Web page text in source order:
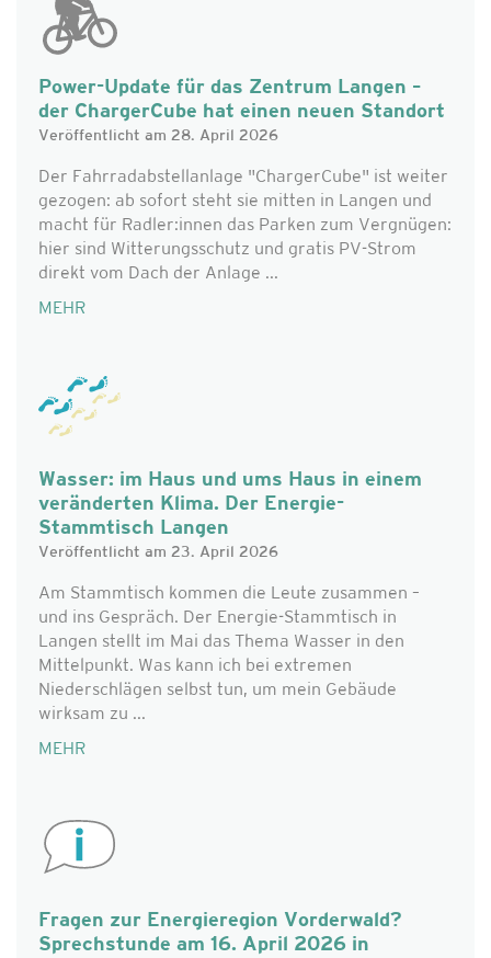
Power-Update für das Zentrum Langen –
der ChargerCube hat einen neuen Standort
Veröffentlicht am 28. April 2026
Der Fahrradabstellanlage "ChargerCube" ist weiter
gezogen: ab sofort steht sie mitten in Langen und
macht für Radler:innen das Parken zum Vergnügen:
hier sind Witterungsschutz und gratis PV-Strom
direkt vom Dach der Anlage ...
MEHR
Wasser: im Haus und ums Haus in einem
veränderten Klima. Der Energie-
Stammtisch Langen
Veröffentlicht am 23. April 2026
Am Stammtisch kommen die Leute zusammen –
und ins Gespräch. Der Energie-Stammtisch in
Langen stellt im Mai das Thema Wasser in den
Mittelpunkt. Was kann ich bei extremen
Niederschlägen selbst tun, um mein Gebäude
wirksam zu ...
MEHR
Fragen zur Energieregion Vorderwald?
Sprechstunde am 16. April 2026 in